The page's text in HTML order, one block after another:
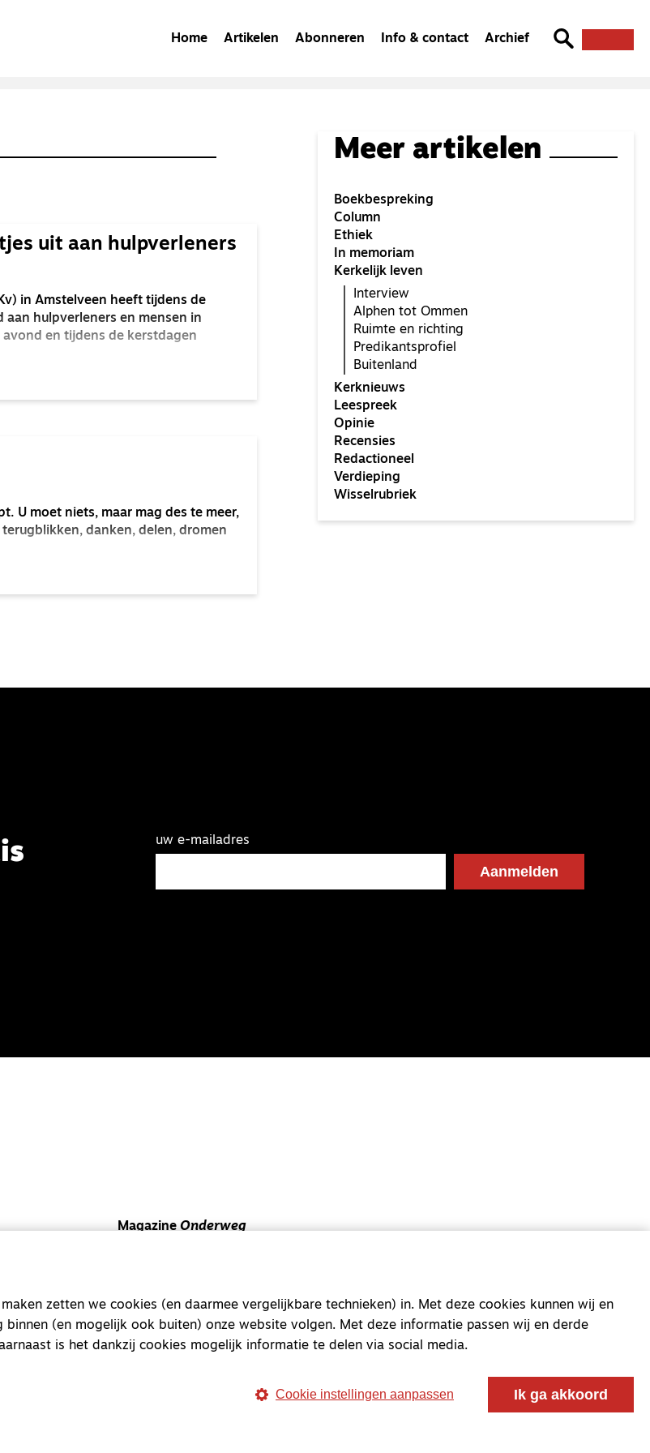
Home Artikelen Abonneren Info & contact Archief
uit aan hulpverleners
in Amstelveen heeft tijdens de
hulpverleners en mensen in
en tijdens de kerstdagen
U moet niets, maar mag des te meer,
danken, delen, dromen
Meer artikelen
Boekbespreking
Column
Ethiek
In memoriam
Kerkelijk leven
Interview
Alphen tot Ommen
Ruimte en richting
Predikantsprofiel
Buitenland
Kerknieuws
Leespreek
Opinie
Recensies
Redactioneel
Verdieping
Wisselrubriek
uw e-mailadres
Magazine Onderweg
Magazine
Kvk-nummer 33277063
info@onderwegonline.nl
zetten we cookies (en daarmee vergelijkbare technieken) in. Met deze cookies kunnen wij en
(en mogelijk ook buiten) onze website volgen. Met deze informatie passen wij en derde
is het dankzij cookies mogelijk informatie te delen via social media.
Cookie instellingen aanpassen Ik ga akkoord